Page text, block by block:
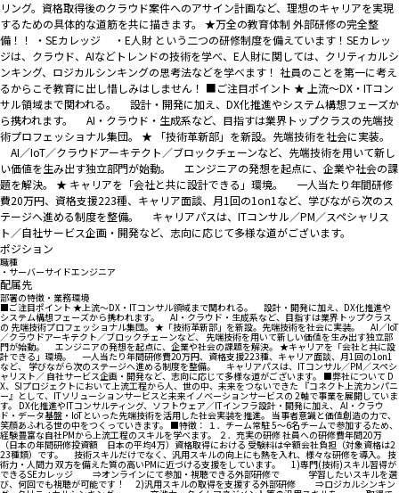
リング。資格取得後のクラウド案件へのアサイン計画など、理想のキャリアを実現
するための具体的な道筋を共に描きます。 ★万全の教育体制 外部研修の完全整
備！！ ・SEカレッジ ・E人財 という二つの研修制度を備えています！SEカレッ
ジは、クラウド、AIなどトレンドの技術を学べ、E人財に関しては、クリティカルシ
ンキング、ロジカルシンキングの思考法などを学べます！ 社員のことを第一に考え
るからこそ教育に出し惜しみはしません！ ■ご注目ポイント ★ 上流～DX・ITコン
サル領域まで関われる。 設計・開発に加え、DX化推進やシステム構想フェーズか
ら携われます。 AI・クラウド・生成系など、目指すは業界トップクラスの先端技
術プロフェッショナル集団。 ★ 「技術革新部」を新設。先端技術を社会に実装。
AI／IoT／クラウドアーキテクト／ブロックチェーンなど、先端技術を用いて新し
い価値を生み出す独立部門が始動。 エンジニアの発想を起点に、企業や社会の課
題を解決。 ★ キャリアを「会社と共に設計できる」環境。 一人当たり年間研修
費20万円、資格支援223種、キャリア面談、月1回の1on1など、学びながら次のス
テージへ進める制度を整備。 キャリアパスは、ITコンサル／PM／スペシャリス
ト／自社サービス企画・開発など、志向に応じて多様な道がございます。
ポジション
職種
・サーバーサイドエンジニア
配属先
部署の特徴・業務環境
■ご注目ポイント ★上流～DX・ITコンサル領域まで関われる。 設計・開発に加え、DX化推進や
システム構想フェーズから携われます。 AI・クラウド・生成系など、目指すは業界トップクラス
の 先端技術プロフェッショナル集団。 ★「技術革新部」を新設。先端技術を社会に実装。 AI／IoT
／クラウドアーキテクト／ブロックチェーンなど、 先端技術を用いて新しい価値を生み出す独立部
門が始動。 エンジニアの発想を起点に、企業や社会の課題を解決。 ★キャリアを「会社と共に設
計できる」環境。 一人当たり年間研修費20万円、資格支援223種、キャリア面談、月1回の1on1
など、 学びながら次のステージへ進める制度を整備。 キャリアパスは、ITコンサル／PM／スペシ
ャリスト／ 自社サービス企画・開発など、志向に応じて多様な道がございます。 ■弊社について D
X、SIプロジェクトにおいて上流工程から人、世の中、未来をつないできた 『コネクト上流カンパニ
ー』として、ITソリューションサービスと未来イノベーションサービスの 2軸で事業を展開していま
す。 DX化推進やITコンサルティング、ソフトウェア／ITインフラ設計・開発に加え、 AI・クラウ
ド・データ基盤・IoTといった先端技術を活用した社会実装を推進。 当事者意識と価値創造の力で、
笑顔あふれる世の中をつくっていきます。 ■特徴： １．チーム常駐 5～6名チームで参加するため、
経験豊富な自社PMから上流工程のスキルを学べます。 ２．充実の研修 社員への研修費年間20万
（日本の年間研修投資額 日本の平均4万）資格取得における 受験料は全額会社負担（対象資格は2
23種類）です。 技術スキルだけでなく、汎用スキルの向上にも熱を入れ、様々な研修を導入。 技
術力・人間力 双方を備えた質の高いPMに近づける支援をしています。 1)専門(技術)スキル習得が
できるSEカレッジ ⇒オンラインにて参加・視聴できる外部研修で 学習したいスキルを選
び、何回でも視聴が可能です！ 2)汎用スキルの取得を支援する外部研修 ⇒ロジカルシンキン